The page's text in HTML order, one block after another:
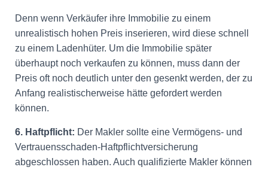
Denn wenn Verkäufer ihre Immobilie zu einem
unrealistisch hohen Preis inserieren, wird diese schnell
zu einem Ladenhüter. Um die Immobilie später
überhaupt noch verkaufen zu können, muss dann der
Preis oft noch deutlich unter den gesenkt werden, der zu
Anfang realistischerweise hätte gefordert werden
können.
6. Haftpflicht: Der Makler sollte eine Vermögens- und
Vertrauensschaden-Haftpflichtversicherung
abgeschlossen haben. Auch qualifizierte Makler können